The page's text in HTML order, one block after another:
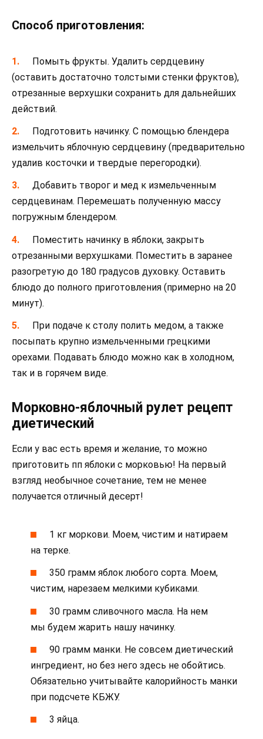
Способ приготовления:
Помыть фрукты. Удалить сердцевину
(оставить достаточно толстыми стенки фруктов),
отрезанные верхушки сохранить для дальнейших
действий.
Подготовить начинку. С помощью блендера
измельчить яблочную сердцевину (предварительно
удалив косточки и твердые перегородки).
Добавить творог и мед к измельченным
сердцевинам. Перемешать полученную массу
погружным блендером.
Поместить начинку в яблоки, закрыть
отрезанными верхушками. Поместить в заранее
разогретую до 180 градусов духовку. Оставить
блюдо до полного приготовления (примерно на 20
минут).
При подаче к столу полить медом, а также
посыпать крупно измельченными грецкими
орехами. Подавать блюдо можно как в холодном,
так и в горячем виде.
Морковно-яблочный рулет рецепт
диетический
Если у вас есть время и желание, то можно
приготовить пп яблоки с морковью! На первый
взгляд необычное сочетание, тем не менее
получается отличный десерт!
1 кг моркови. Моем, чистим и натираем
на терке.
350 грамм яблок любого сорта. Моем,
чистим, нарезаем мелкими кубиками.
30 грамм сливочного масла. На нем
мы будем жарить нашу начинку.
90 грамм манки. Не совсем диетический
ингредиент, но без него здесь не обойтись.
Обязательно учитывайте калорийность манки
при подсчете КБЖУ.
3 яйца.